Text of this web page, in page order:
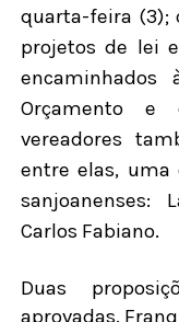
quarta-feira (3);
projetos de lei
encaminhados
Orçamento e
vereadores
entre elas, uma
sanjoanenses:
Carlos Fabiano.
Duas
aprovadas.